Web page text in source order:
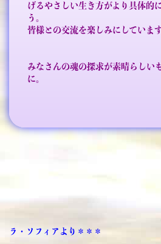
げるやさしい生き方がより具体的
う。
皆様との交流を楽しみにしています
みなさんの魂の探求が素晴らしい
に。
ラ・ソフィアより＊＊＊